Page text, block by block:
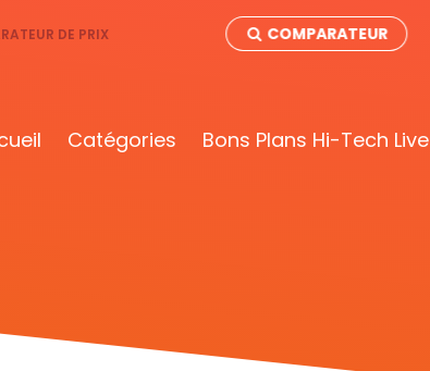
DE PRIX COMPARATEUR
Catégories Bons Plans Hi-Tech Live